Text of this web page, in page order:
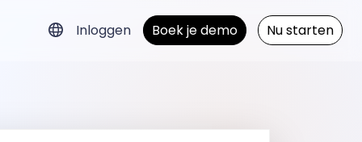
Inloggen Boek je demo Nu starten